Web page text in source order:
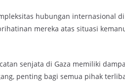
hubungan internasional
mereka atas situasi
senjata di Gaza memiliki
penting bagi semua pihak